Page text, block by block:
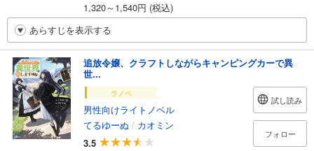
1,320～1,540円 (税込)
あらすじを表示する
追放令嬢、クラフトしながらキャンピングカーで異
世...
ラノベ
男性向けライトノベル
てるゆーぬ / カオミン
3.5
試し読み
フォロー